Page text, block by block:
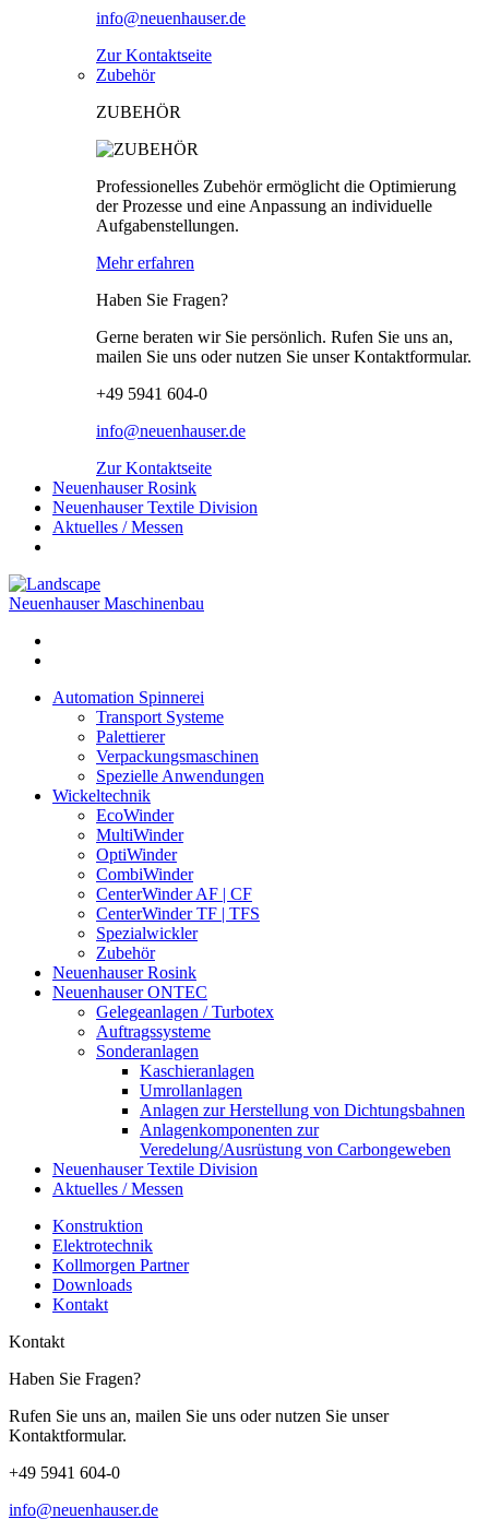
info@neuenhauser.de
Zur Kontaktseite
Zubehör
ZUBEHÖR
Professionelles Zubehör ermöglicht die Optimierung
der Prozesse und eine Anpassung an individuelle
Aufgabenstellungen.
Mehr erfahren
Haben Sie Fragen?
Gerne beraten wir Sie persönlich. Rufen Sie uns an,
mailen Sie uns oder nutzen Sie unser Kontaktformular.
+49 5941 604-0
info@neuenhauser.de
Zur Kontaktseite
Neuenhauser Rosink
Neuenhauser Textile Division
Aktuelles / Messen
Neuenhauser Maschinenbau
Automation Spinnerei
Transport Systeme
Palettierer
Verpackungsmaschinen
Spezielle Anwendungen
Wickeltechnik
EcoWinder
MultiWinder
OptiWinder
CombiWinder
CenterWinder AF | CF
CenterWinder TF | TFS
Spezialwickler
Zubehör
Neuenhauser Rosink
Neuenhauser ONTEC
Gelegeanlagen / Turbotex
Auftragssysteme
Sonderanlagen
Kaschieranlagen
Umrollanlagen
Anlagen zur Herstellung von Dichtungsbahnen
Anlagenkomponenten zur
Veredelung/Ausrüstung von Carbongeweben
Neuenhauser Textile Division
Aktuelles / Messen
Konstruktion
Elektrotechnik
Kollmorgen Partner
Downloads
Kontakt
Kontakt
Haben Sie Fragen?
Rufen Sie uns an, mailen Sie uns oder nutzen Sie unser
Kontaktformular.
+49 5941 604-0
info@neuenhauser.de